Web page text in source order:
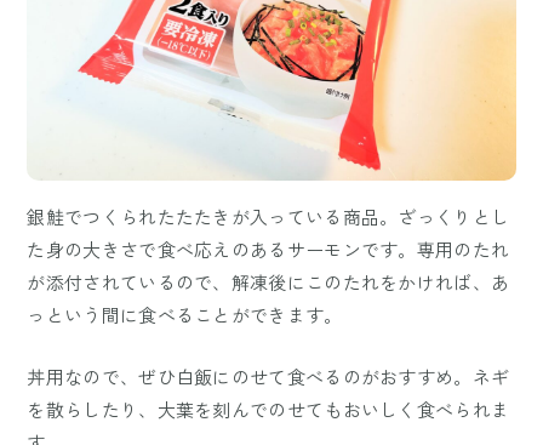
銀鮭でつくられたたたきが入っている商品。ざっくりとし
た身の大きさで食べ応えのあるサーモンです。専用のたれ
が添付されているので、解凍後にこのたれをかければ、あ
っという間に食べることができます。
丼用なので、ぜひ白飯にのせて食べるのがおすすめ。ネギ
を散らしたり、大葉を刻んでのせてもおいしく食べられま